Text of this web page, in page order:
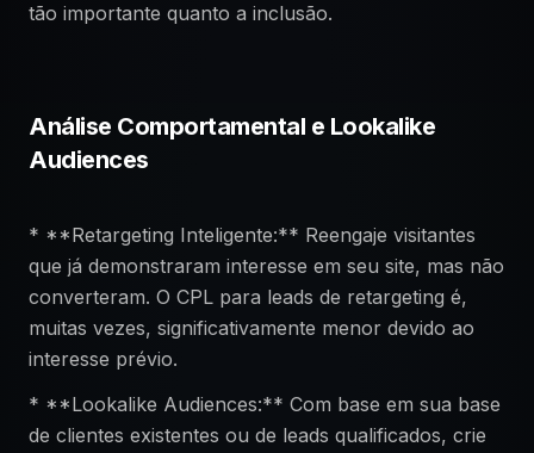
tão importante quanto a inclusão.
Análise Comportamental e Lookalike
Audiences
* **Retargeting Inteligente:** Reengaje visitantes
que já demonstraram interesse em seu site, mas não
converteram. O CPL para leads de retargeting é,
muitas vezes, significativamente menor devido ao
interesse prévio.
* **Lookalike Audiences:** Com base em sua base
de clientes existentes ou de leads qualificados, crie